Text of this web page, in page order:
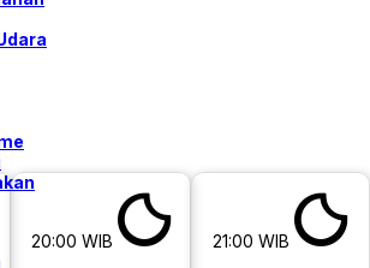
20:00 WIB
21:00 WIB